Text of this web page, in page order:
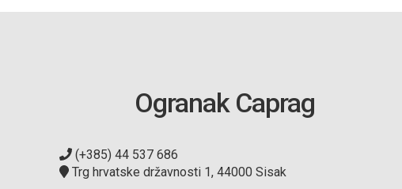
Ogranak Caprag
(+385) 44 537 686
Trg hrvatske državnosti 1, 44000 Sisak